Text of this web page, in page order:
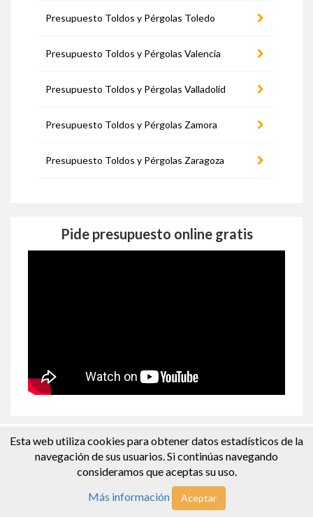
Presupuesto Toldos y Pérgolas Toledo
Presupuesto Toldos y Pérgolas Valencia
Presupuesto Toldos y Pérgolas Valladolid
Presupuesto Toldos y Pérgolas Zamora
Presupuesto Toldos y Pérgolas Zaragoza
Pide presupuesto online gratis
Recibe presupuestos de los
Esta web utiliza cookies para obtener datos estadísticos de la
navegación de sus usuarios. Si continúas navegando
consideramos que aceptas su uso.
Más información
Aceptar